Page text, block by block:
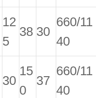
12
5
38 30
660/11
40
30
15
0
37
660/11
40